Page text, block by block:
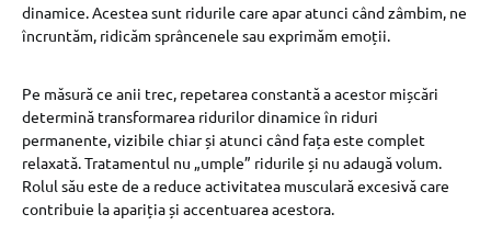
dinamice. Acestea sunt ridurile care apar atunci când zâmbim, ne
încruntăm, ridicăm sprâncenele sau exprimăm emoții.
Pe măsură ce anii trec, repetarea constantă a acestor mișcări
determină transformarea ridurilor dinamice în riduri
permanente, vizibile chiar și atunci când fața este complet
relaxată. Tratamentul nu „umple” ridurile și nu adaugă volum.
Rolul său este de a reduce activitatea musculară excesivă care
contribuie la apariția și accentuarea acestora.